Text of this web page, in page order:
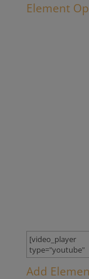
Element
Add